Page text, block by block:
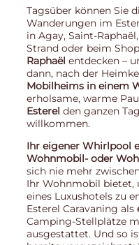
Tagsüber können Sie
Wanderungen im
in Agay, Saint-
Strand oder beim
Raphaël entdecken –
dann, nach der
Mobilheims in einem
erholsame, warme
Esterel den ganzen
willkommen.
Ihr eigener Whirlpool
Wohnmobil- oder
sich nie mehr
Ihr Wohnmobil bietet,
eines Luxushotels zu
Esterel Caravaning als
Camping-Stellplätze
ausgestattet. Und so